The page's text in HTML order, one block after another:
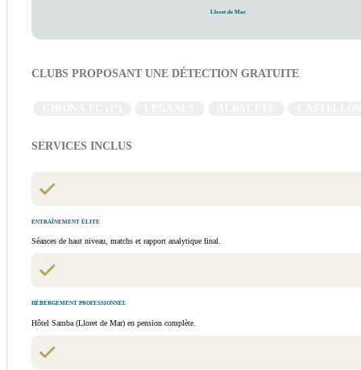
Lloret de Mar
CLUBS PROPOSANT UNE DÉTECTION GRATUITE
SERVICES INCLUS
ENTRAÎNEMENT ÉLITE
Séances de haut niveau, matchs et rapport analytique final.
HÉBERGEMENT PROFESSIONNEL
Hôtel Samba (Lloret de Mar) en pension complète.